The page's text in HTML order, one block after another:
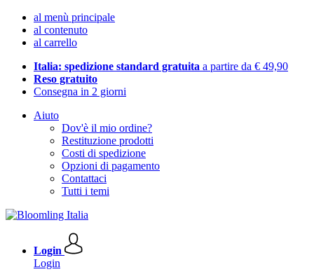
al menù principale
al contenuto
al carrello
Italia: spedizione standard gratuita a partire da € 49,90
Reso gratuito
Consegna in 2 giorni
Aiuto
Dov'è il mio ordine?
Restituzione prodotti
Costi di spedizione
Opzioni di pagamento
Contattaci
Tutti i temi
Login
Login